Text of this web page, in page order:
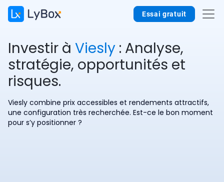
Essai gratuit
Investir à Viesly : Analyse,
stratégie, opportunités et
risques.
Viesly combine prix accessibles et rendements attractifs,
une configuration très recherchée. Est-ce le bon moment
pour s’y positionner ?